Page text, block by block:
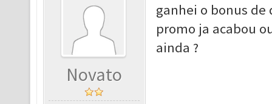
Novato
ganhei o bonus de
promo ja acabou
ainda ?